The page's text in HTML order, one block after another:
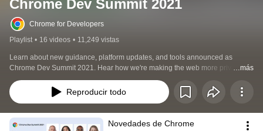
Chrome Dev Summit 2021
Chrome for Developers
Playlist • 16 videos • 11,249 vistas
Learn about new guidance, platform updates, and tools announced as
Chrome Dev Summit 2021. Hear how we're making the web more private
and how developers are making the most of the web's advanced capabilities.
…más
Reproducir todo
Novedades de Chrome